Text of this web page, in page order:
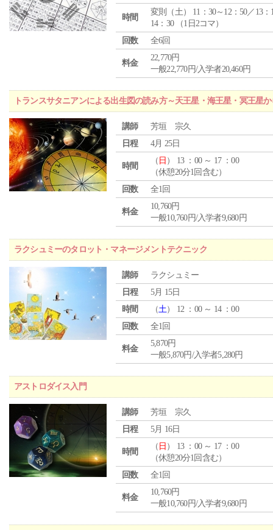
時間
変則（土） 11：30～12：50／13：
14：30 （1日2コマ）
回数
全6回
料金
22,770円
一般22,770円/入学者20,460円
トランスサタニアンによる出生図の読み方～天王星・海王星・冥王星
講師
芳垣 宗久
日程
4月 25日
時間
（ 日 ） 13 ：00 ～ 17 ：00
（休憩20分1回含む）
回数
全1回
料金
10,760円
一般10,760円/入学者9,680円
ラクシュミーのタロット・マネージメントテクニック
講師
ラクシュミー
日程
5月 15日
時間
（土） 12 ：00 ～ 14 ：00
回数
全1回
料金
5,870円
一般5,870円/入学者5,280円
アストロダイス入門
講師
芳垣 宗久
日程
5月 16日
時間
（ 日 ） 13 ：00 ～ 17 ：00
（休憩20分1回含む）
回数
全1回
料金
10,760円
一般10,760円/入学者9,680円